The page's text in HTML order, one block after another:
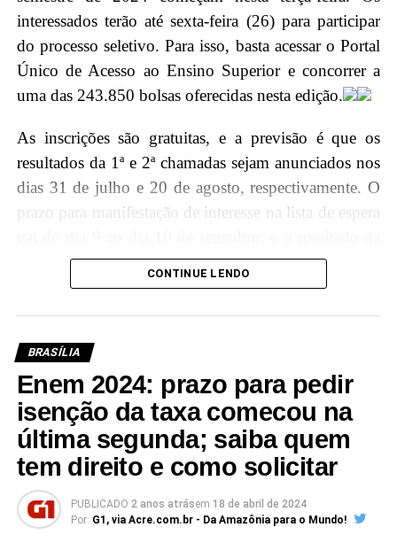
no Pleno, no Tribunal de Justiça do Acre (TJAC).
Instituída pela Resolução nº. 283/2022, essa distinção
é concedida por decisão unânime dos membros do
Conselho da Ordem do Mérito Judiciário acreano em
diferentes graus, reconhecendo assim a excelência e
relevância do trabalho do ministro para o Judiciário
brasileiro.
Agenda Ministro
11h – Sessão Solene de Outorga da Ordem do
interessados terão até sexta-feira (26) para participar
do processo seletivo. Para isso, basta acessar o Portal
Único de Acesso ao Ensino Superior e concorrer a
uma das 243.850 bolsas oferecidas nesta edição.
As inscrições são gratuitas, e a previsão é que os
resultados da 1ª e 2ª chamadas sejam anunciados nos
dias 31 de julho e 20 de agosto, respectivamente. O
prazo para manifestação de interesse na lista de espera
lista de espera sairá em 13 de setembro.
“Para participar do processo seletivo, é
necessário que o candidato tenha
participado do Exame Nacional do Ensino
Médio (Enem) nas edições de 2022 ou
2023, obtendo nota mínima de 450 pontos
na média das cinco provas e nota acima de
zero na redação”, informa o Ministério da
Educação (MEC).
CONTINUE LENDO
BRASÍLIA
Enem 2024: prazo para pedir
isenção da taxa comecou na
última segunda; saiba quem
tem direito e como solicitar
PUBLICADO 2 anos atrásem 18 de abril de 2024
Por: G1, via Acre.com.br - Da Amazônia para o Mundo!